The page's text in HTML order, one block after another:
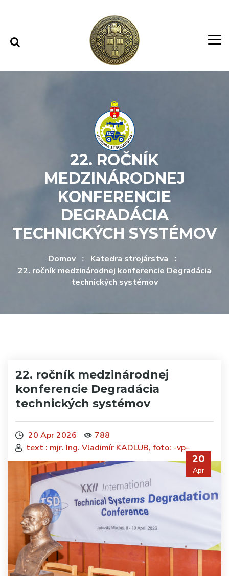
22. ROČNÍK
MEDZINÁRODNEJ
KONFERENCIE
DEGRADÁCIA
TECHNICKÝCH SYSTÉMOV
Domov
Katedra strojárstva
22. ročník medzinárodnej konferencie Degradácia
technických systémov
22. ročník medzinárodnej
konferencie Degradácia
technických systémov
20 Apr 2026
788
text : mjr. Ing. Vladimír KADLUB, foto: -vp-
20
Apr